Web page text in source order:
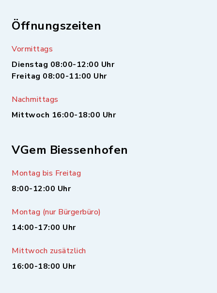
Öffnungszeiten
Vormittags
Dienstag 08:00-12:00 Uhr
Freitag 08:00-11:00 Uhr
Nachmittags
Mittwoch 16:00-18:00 Uhr
VGem Biessenhofen
Montag bis Freitag
8:00-12:00 Uhr
Montag (nur Bürgerbüro)
14:00-17:00 Uhr
Mittwoch zusätzlich
16:00-18:00 Uhr